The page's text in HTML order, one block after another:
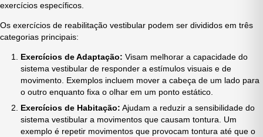
exercícios específicos.
Os exercícios de reabilitação vestibular podem ser divididos em três
categorias principais:
Exercícios de Adaptação: Visam melhorar a capacidade do
sistema vestibular de responder a estímulos visuais e de
movimento. Exemplos incluem mover a cabeça de um lado para
o outro enquanto fixa o olhar em um ponto estático.
Exercícios de Habitação: Ajudam a reduzir a sensibilidade do
sistema vestibular a movimentos que causam tontura. Um
exemplo é repetir movimentos que provocam tontura até que o